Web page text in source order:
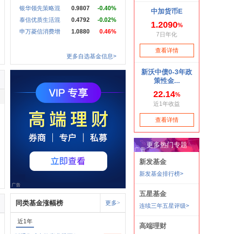
银华领先策略混
0.9807
-0.40%
泰信优质生活混
0.4792
-0.02%
申万菱信消费增
1.0880 0.46%
更多自选基金信息>
同类基金涨幅榜 更多>
近1年